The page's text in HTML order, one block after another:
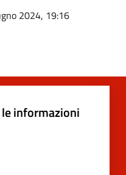
2024, 19:16
informazioni